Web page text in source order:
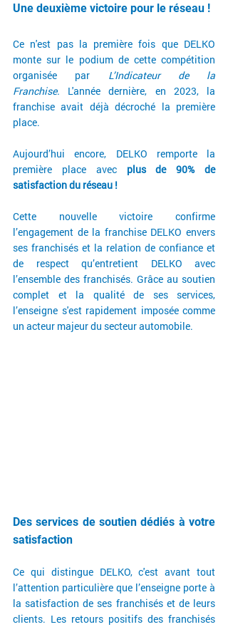
Une deuxième victoire pour le réseau !
Ce n'est pas la première fois que DELKO
monte sur le podium de cette compétition
organisée par L’Indicateur de la
Franchise. L'année dernière, en 2023, la
franchise avait déjà décroché la première
place.
Aujourd’hui encore, DELKO remporte la
première place avec plus de 90% de
satisfaction du réseau !
Cette nouvelle victoire confirme
l’engagement de la franchise DELKO envers
ses franchisés et la relation de confiance et
de respect qu’entretient DELKO avec
l’ensemble des franchisés. Grâce au soutien
complet et la qualité de ses services,
l’enseigne s'est rapidement imposée comme
un acteur majeur du secteur automobile.
Des services de soutien dédiés à votre
satisfaction
Ce qui distingue DELKO, c'est avant tout
l’attention particulière que l’enseigne porte à
la satisfaction de ses franchisés et de leurs
clients. Les retours positifs des franchisés